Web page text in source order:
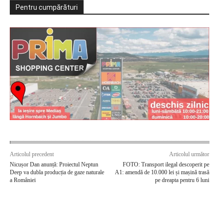
Pentru cumpărături
Articolul precedent
Nicușor Dan anunță: Proiectul Neptun
Deep va dubla producția de gaze naturale
a României
Articolul următor
FOTO: Transport ilegal descoperit pe
A1: amendă de 10.000 lei și mașină trasă
pe dreapta pentru 6 luni